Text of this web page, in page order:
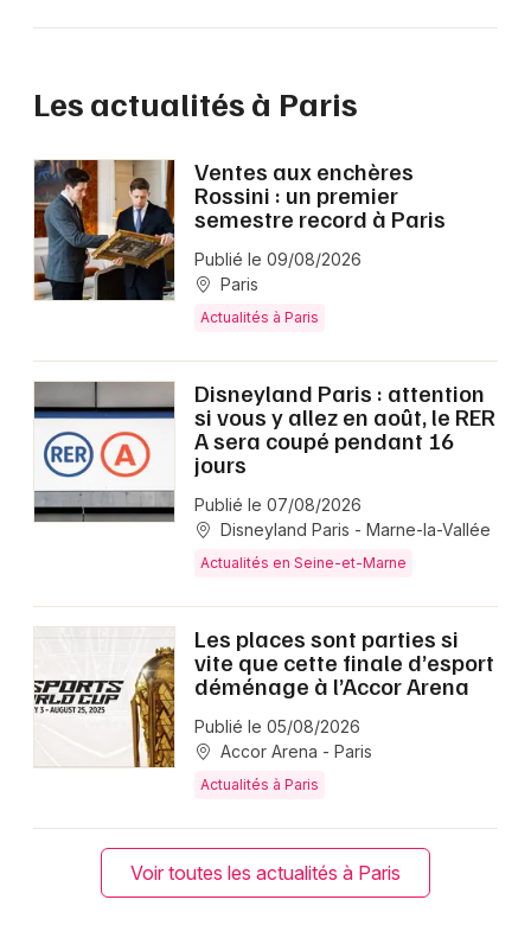
Les actualités à Paris
Ventes aux enchères
Rossini : un premier
semestre record à Paris
Publié le 09/08/2026
Paris
Actualités à Paris
Disneyland Paris : attention
si vous y allez en août, le RER
A sera coupé pendant 16
jours
Publié le 07/08/2026
Disneyland Paris - Marne-la-Vallée
Actualités en Seine-et-Marne
Les places sont parties si
vite que cette finale d’esport
déménage à l’Accor Arena
Publié le 05/08/2026
Accor Arena - Paris
Actualités à Paris
Voir toutes les actualités à Paris